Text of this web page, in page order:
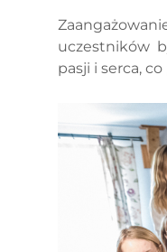
uczestników
pasji i serca,